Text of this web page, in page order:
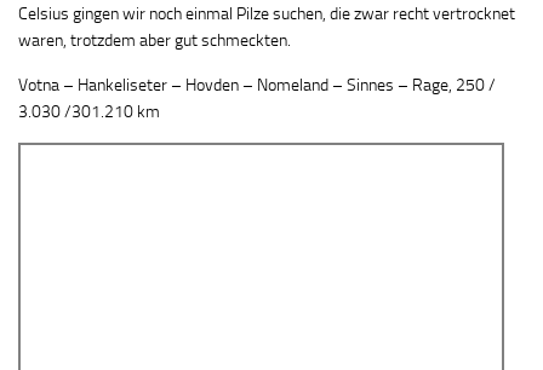
Celsius gingen wir noch einmal Pilze suchen, die zwar recht vertrocknet
waren, trotzdem aber gut schmeckten.
Votna – Hankeliseter – Hovden – Nomeland – Sinnes – Rage, 250 /
3.030 /301.210 km